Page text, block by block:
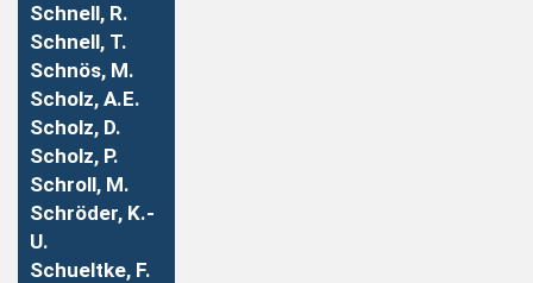
Schnell, R.
Schnell, T.
Schnös, M.
Scholz, A.E.
Scholz, D.
Scholz, P.
Schroll, M.
Schröder, K.-
U.
Schueltke, F.